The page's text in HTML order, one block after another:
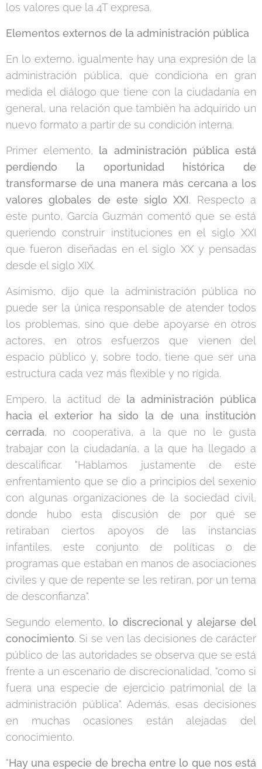
los valores que la 4T expresa.
Elementos externos de la administración pública
En lo externo, igualmente hay una expresión de la
administración pública, que condiciona en gran
medida el diálogo que tiene con la ciudadanía en
general, una relación que también ha adquirido un
nuevo formato a partir de su condición interna.
Primer elemento, la administración pública está
perdiendo la oportunidad histórica de
transformarse de una manera más cercana a los
valores globales de este siglo XXI. Respecto a
este punto, García Guzmán comentó que se está
queriendo construir instituciones en el siglo XXI
que fueron diseñadas en el siglo XX y pensadas
desde el siglo XIX.
Asimismo, dijo que la administración pública no
puede ser la única responsable de atender todos
los problemas, sino que debe apoyarse en otros
actores, en otros esfuerzos que vienen del
espacio público y, sobre todo, tiene que ser una
estructura cada vez más flexible y no rígida.
Empero, la actitud de la administración pública
hacia el exterior ha sido la de una institución
cerrada, no cooperativa, a la que no le gusta
trabajar con la ciudadanía, a la que ha llegado a
descalificar. "Hablamos justamente de este
enfrentamiento que se dio a principios del sexenio
con algunas organizaciones de la sociedad civil,
donde hubo esta discusión de por qué se
retiraban ciertos apoyos de las instancias
infantiles, este conjunto de políticas o de
programas que estaban en manos de asociaciones
civiles y que de repente se les retiran, por un tema
de desconfianza".
Segundo elemento, lo discrecional y alejarse del
conocimiento. Si se ven las decisiones de carácter
público de las autoridades se observa que se está
frente a un escenario de discrecionalidad, "como si
fuera una especie de ejercicio patrimonial de la
administración pública". Además, esas decisiones
en muchas ocasiones están alejadas del
conocimiento.
"Hay una especie de brecha entre lo que nos está